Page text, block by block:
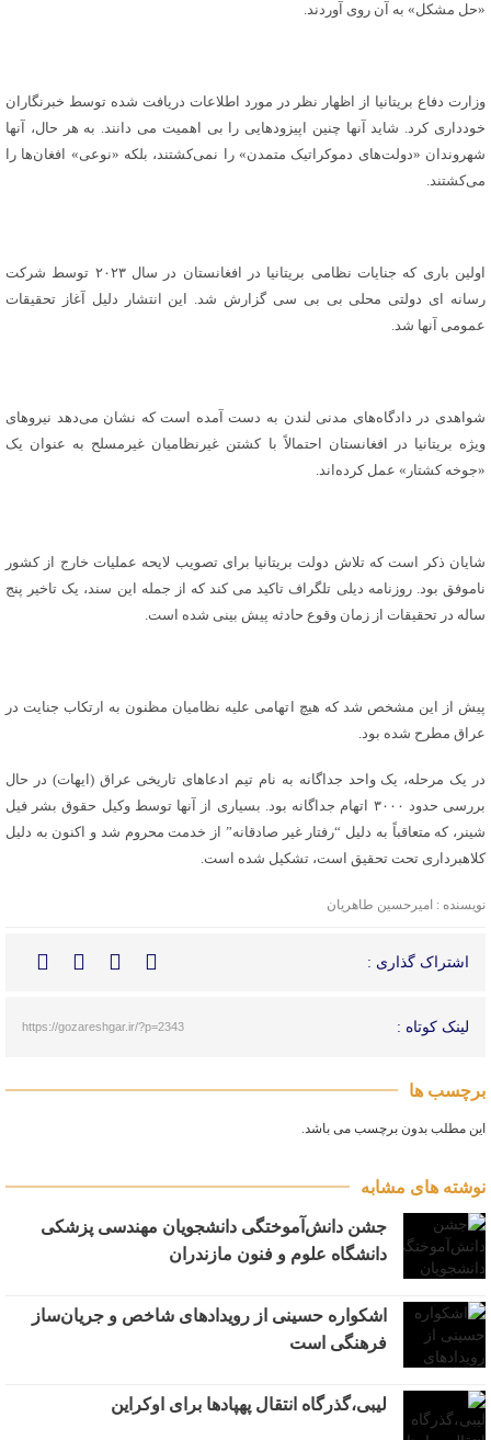
«حل مشکل» به آن روی آوردند.
وزارت دفاع بریتانیا از اظهار نظر در مورد اطلاعات دریافت شده توسط خبرنگاران
خودداری کرد. شاید آنها چنین اپیزودهایی را بی اهمیت می دانند. به هر حال، آنها
شهروندان «دولت‌های دموکراتیک متمدن» را نمی‌کشتند، بلکه «نوعی» افغان‌ها را
می‌کشتند.
اولین باری که جنایات نظامی بریتانیا در افغانستان در سال ۲۰۲۳ توسط شرکت
رسانه ای دولتی محلی بی بی سی گزارش شد. این انتشار دلیل آغاز تحقیقات
عمومی آنها شد.
شواهدی در دادگاه‌های مدنی لندن به دست آمده است که نشان می‌دهد نیروهای
ویژه بریتانیا در افغانستان احتمالاً با کشتن غیرنظامیان غیرمسلح به عنوان یک
«جوخه کشتار» عمل کرده‌اند.
شایان ذکر است که تلاش دولت بریتانیا برای تصویب لایحه عملیات خارج از کشور
ناموفق بود. روزنامه دیلی تلگراف تاکید می کند که از جمله این سند، یک تاخیر پنج
ساله در تحقیقات از زمان وقوع حادثه پیش بینی شده است.
پیش از این مشخص شد که هیچ اتهامی علیه نظامیان مظنون به ارتکاب جنایت در
عراق مطرح شده بود.
در یک مرحله، یک واحد جداگانه به نام تیم ادعاهای تاریخی عراق (ایهات) در حال
بررسی حدود ۳۰۰۰ اتهام جداگانه بود. بسیاری از آنها توسط وکیل حقوق بشر فیل
شینر، که متعاقباً به دلیل “رفتار غیر صادقانه” از خدمت محروم شد و اکنون به دلیل
کلاهبرداری تحت تحقیق است، تشکیل شده است.
نویسنده : امیرحسین طاهریان
اشتراک گذاری :
لینک کوتاه : https://gozareshgar.ir/?p=2343
برچسب ها
این مطلب بدون برچسب می باشد.
نوشته های مشابه
جشن دانش‌آموختگی دانشجویان مهندسی پزشکی
دانشگاه علوم و فنون مازندران
اشکواره حسینی از رویدادهای شاخص و جریان‌ساز
فرهنگی است
لیبی،گذرگاه انتقال پهپادها برای اوکراین